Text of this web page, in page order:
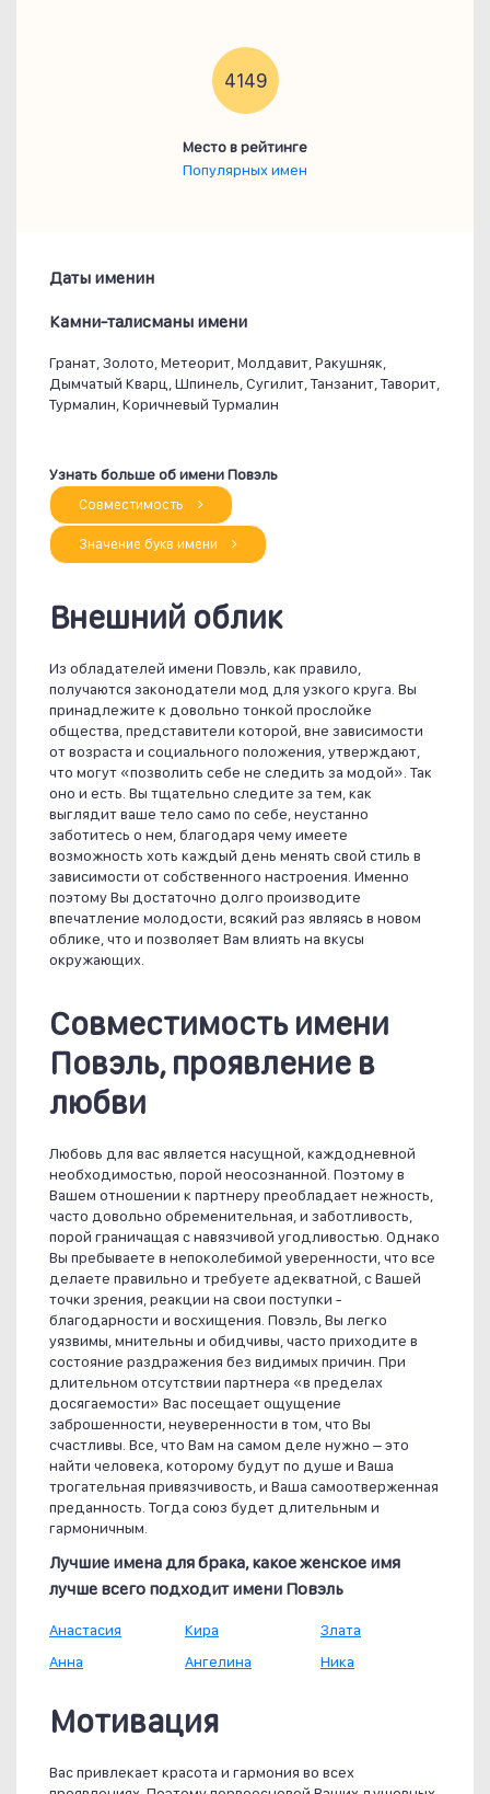
4149
Место в рейтинге
Популярных имен
Даты именин
Камни-талисманы имени
Гранат, Золото, Метеорит, Молдавит, Ракушняк,
Дымчатый Кварц, Шпинель, Сугилит, Танзанит, Таворит,
Турмалин, Коричневый Турмалин
Узнать больше об имени Повэль
Совместимость
Значение букв имени
Внешний облик
Из обладателей имени Повэль, как правило,
получаются законодатели мод для узкого круга. Вы
принадлежите к довольно тонкой прослойке
общества, представители которой, вне зависимости
от возраста и социального положения, утверждают,
что могут «позволить себе не следить за модой». Так
оно и есть. Вы тщательно следите за тем, как
выглядит ваше тело само по себе, неустанно
заботитесь о нем, благодаря чему имеете
возможность хоть каждый день менять свой стиль в
зависимости от собственного настроения. Именно
поэтому Вы достаточно долго производите
впечатление молодости, всякий раз являясь в новом
облике, что и позволяет Вам влиять на вкусы
окружающих.
Совместимость имени
Повэль, проявление в
любви
Любовь для вас является насущной, каждодневной
необходимостью, порой неосознанной. Поэтому в
Вашем отношении к партнеру преобладает нежность,
часто довольно обременительная, и заботливость,
порой граничащая с навязчивой угодливостью. Однако
Вы пребываете в непоколебимой уверенности, что все
делаете правильно и требуете адекватной, с Вашей
точки зрения, реакции на свои поступки -
благодарности и восхищения. Повэль, Вы легко
уязвимы, мнительны и обидчивы, часто приходите в
состояние раздражения без видимых причин. При
длительном отсутствии партнера «в пределах
досягаемости» Вас посещает ощущение
заброшенности, неуверенности в том, что Вы
счастливы. Все, что Вам на самом деле нужно – это
найти человека, которому будут по душе и Ваша
трогательная привязчивость, и Ваша самоотверженная
преданность. Тогда союз будет длительным и
гармоничным.
Лучшие имена для брака, какое женское имя
лучше всего подходит имени Повэль
Анастасия
Анна
Кира
Ангелина
Злата
Ника
Мотивация
Вас привлекает красота и гармония во всех